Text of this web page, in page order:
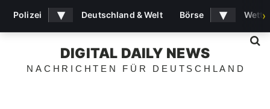
DIGITAL DAILY NEWS
NACHRICHTEN FÜR DEUTSCHLAND
Polizei ▾ Deutschland & Welt Börse ▾ ›